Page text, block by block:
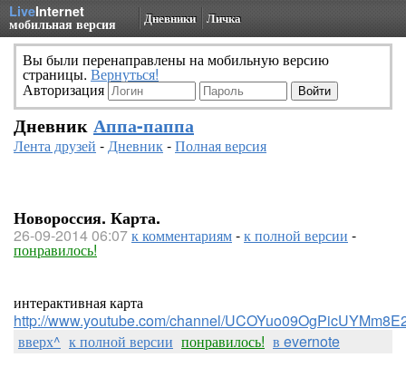
LiveInternet
мобильная версия Дневники Личка
Вы были перенаправлены на мобильную версию
страницы. Вернуться!
Авторизация
Дневник Аппа-паппа
Лента друзей -Дневник-Полная версия
Новороссия. Карта.
26-09-2014 06:07к комментариям-к полной версии -
понравилось!
интерактивная карта
http://www.youtube.com/channel/
вверх^ к полной версии понравилось! в evernote